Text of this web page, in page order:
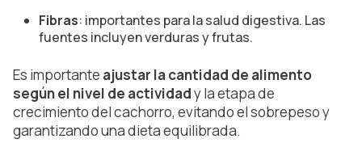
Fibras: importantes para la salud digestiva. Las
fuentes incluyen verduras y frutas.
Es importante ajustar la cantidad de alimento
según el nivel de actividady la etapa de
crecimiento del cachorro, evitando el sobrepeso y
garantizando una dieta equilibrada.